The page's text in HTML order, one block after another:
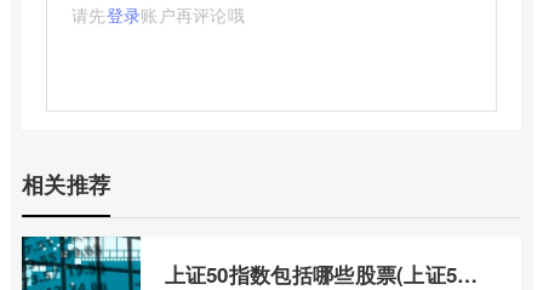
请先登录账户再评论哦
相关推荐
上证50指数包括哪些股票(上证50指数包含哪些股票)